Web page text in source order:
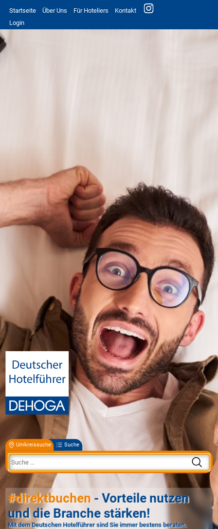
Startseite Über Uns Für Hoteliers
Kontakt
Login
Umkreissuche Suche
#direktbuchen - Vorteile nutzen
und die Branche stärken!
Mit dem Deutschen Hotelführer sind Sie immer bestens beraten.